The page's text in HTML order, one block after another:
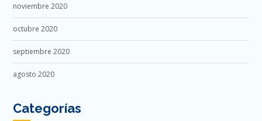
noviembre 2020
octubre 2020
septiembre 2020
agosto 2020
Categorías